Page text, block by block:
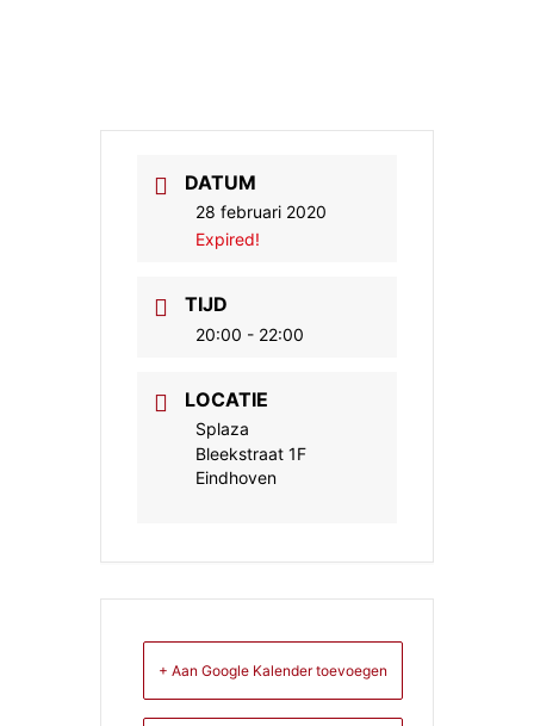
DATUM
28 februari 2020
Expired!
TIJD
20:00 - 22:00
LOCATIE
Splaza
Bleekstraat 1F
Eindhoven
+ Aan Google Kalender toevoegen